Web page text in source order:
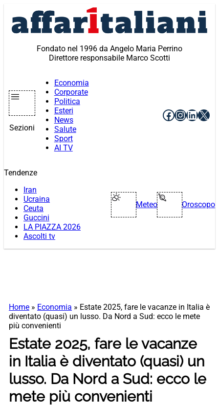
contenuto
Fondato nel 1996 da Angelo Maria Perrino
Direttore responsabile Marco Scotti
Sezioni
Economia
Corporate
Politica
Esteri
News
Salute
Sport
AI TV
Facebook
X
Tendenze
Iran
Ucraina
Ceuta
Guccini
LA PIAZZA 2026
Ascolti tv
Meteo Oroscopo
Home » Economia » Estate 2025, fare le vacanze in Italia è
diventato (quasi) un lusso. Da Nord a Sud: ecco le mete
più convenienti
Estate 2025, fare le vacanze
in Italia è diventato (quasi) un
lusso. Da Nord a Sud: ecco le
mete più convenienti